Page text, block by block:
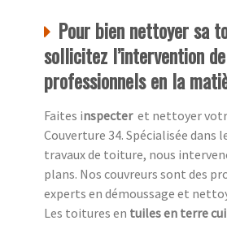
Pour bien nettoyer sa
sollicitez l’intervention de
professionnels en la
Faites inspecter et nettoyer
Couverture 34. Spécialisée dans
travaux de toiture, nous
plans. Nos couvreurs sont des
experts en démoussage et
Les toitures en tuiles en terre